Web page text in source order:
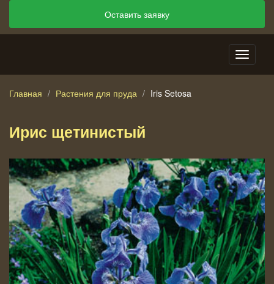
Оставить заявку
Главная Растения для пруда Iris Setosa
Ирис щетинистый